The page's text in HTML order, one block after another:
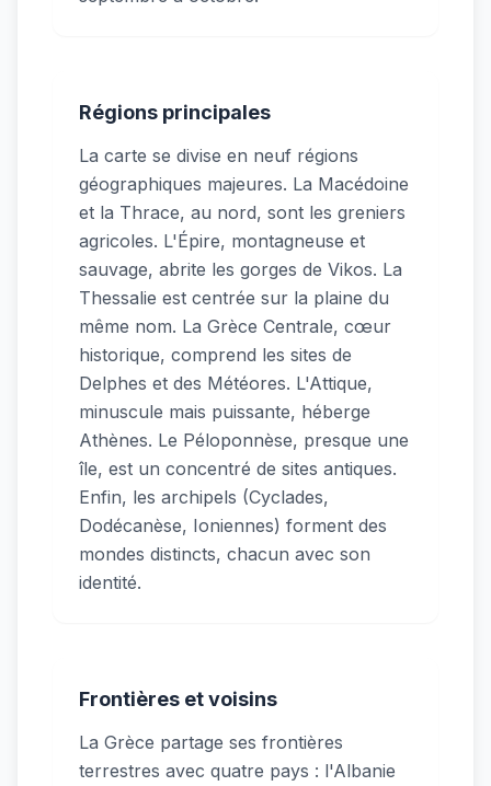
Régions principales
La carte se divise en neuf régions
géographiques majeures. La Macédoine
et la Thrace, au nord, sont les greniers
agricoles. L'Épire, montagneuse et
sauvage, abrite les gorges de Vikos. La
Thessalie est centrée sur la plaine du
même nom. La Grèce Centrale, cœur
historique, comprend les sites de
Delphes et des Météores. L'Attique,
minuscule mais puissante, héberge
Athènes. Le Péloponnèse, presque une
île, est un concentré de sites antiques.
Enfin, les archipels (Cyclades,
Dodécanèse, Ioniennes) forment des
mondes distincts, chacun avec son
identité.
Frontières et voisins
La Grèce partage ses frontières
terrestres avec quatre pays : l'Albanie